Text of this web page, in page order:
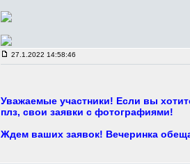
27.1.2022 14:58:46
Уважаемые участники! Если вы
плз, свои заявки с фотографиями!
Ждем ваших заявок! Вечеринка